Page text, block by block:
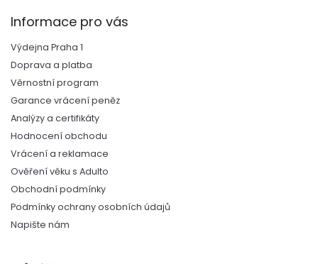
Informace pro vás
Výdejna Praha 1
Doprava a platba
Věrnostní program
Garance vrácení peněz
Analýzy a certifikáty
Hodnocení obchodu
Vrácení a reklamace
Ověření věku s Adulto
Obchodní podmínky
Podmínky ochrany osobních údajů
Napište nám